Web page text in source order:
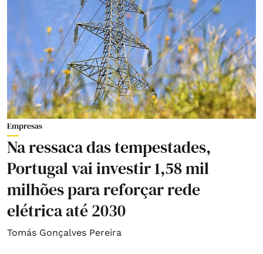
Empresas
Na ressaca das tempestades,
Portugal vai investir 1,58 mil
milhões para reforçar rede
elétrica até 2030
Tomás Gonçalves Pereira